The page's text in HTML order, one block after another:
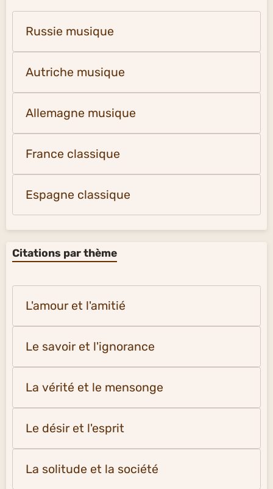
Russie musique
Autriche musique
Allemagne musique
France classique
Espagne classique
Citations par thème
L'amour et l'amitié
Le savoir et l'ignorance
La vérité et le mensonge
Le désir et l'esprit
La solitude et la société